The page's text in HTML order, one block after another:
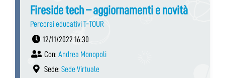
Fireside tech – aggiornamenti e novità
Percorsi educativi T-TOUR
12/11/2022 16:30
Con: Andrea Monopoli
Sede: Sede Virtuale